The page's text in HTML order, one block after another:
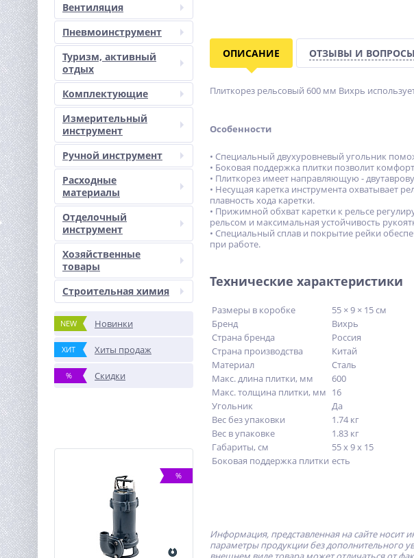
Вентиляция
Пневмоинструмент
Туризм, активный
отдых
Комплектующие
Измерительный
инструмент
Ручной инструмент
Расходные
материалы
Отделочный
инструмент
Хозяйственные
товары
Строительная химия
NEW Новинки
ХИТ Хиты продаж
% Скидки
%
ОПИСАНИЕ ОТЗЫВЫ И ВОПРОСЫ
Плиткорез рельсовый 600 мм Вихрь
Особенности
• Специальный двухуровневый угольник
• Боковая поддержка плитки позволит
• Плиткорез имеет направляющую -
• Несущая каретка инструмента охватывает
плавность хода каретки.
• Прижимной обхват каретки к рельсе
рельсом и максимальная устойчивость
• Специальный сплав и покрытие рейки
при работе.
Технические характеристики
Размеры в коробке
55 × 9 × 15 см
Бренд
Вихрь
Страна бренда
Россия
Страна производства
Китай
Материал
Сталь
Макс. длина плитки, мм
600
Макс. толщина плитки, мм 16
Угольник
Да
Вес без упаковки
1.74 кг
Вес в упаковке
1.83 кг
Габариты, см
55 х 9 х 15
Боковая поддержка плитки есть
Информация, представленная на сайте носит
параметры продукции без дополнительного